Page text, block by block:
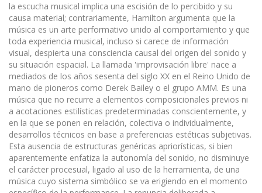
la escucha musical implica una escisión de lo percibido y su
causa material; contrariamente, Hamilton argumenta que la
música es un arte performativo unido al comportamiento y que
toda experiencia musical, incluso si carece de información
visual, despierta una consciencia causal del origen del sonido y
su situación espacial. La llamada 'improvisación libre' nace a
mediados de los años sesenta del siglo XX en el Reino Unido de
mano de pioneros como Derek Bailey o el grupo AMM. Es una
música que no recurre a elementos composicionales previos ni
a acotaciones estilísticas predeterminadas conscientemente, y
en la que se ponen en relación, colectiva o individualmente,
desarrollos técnicos en base a preferencias estéticas subjetivas.
Esta ausencia de estructuras genéricas apriorísticas, si bien
aparentemente enfatiza la autono­mía del sonido, no disminuye
el carácter procesual, ligado al uso de la herramienta, de una
música cuyo sistema simbólico se va erigiendo en el momento